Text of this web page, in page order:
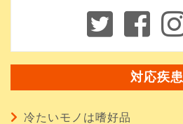
対応疾患
冷たいモノは嗜好品